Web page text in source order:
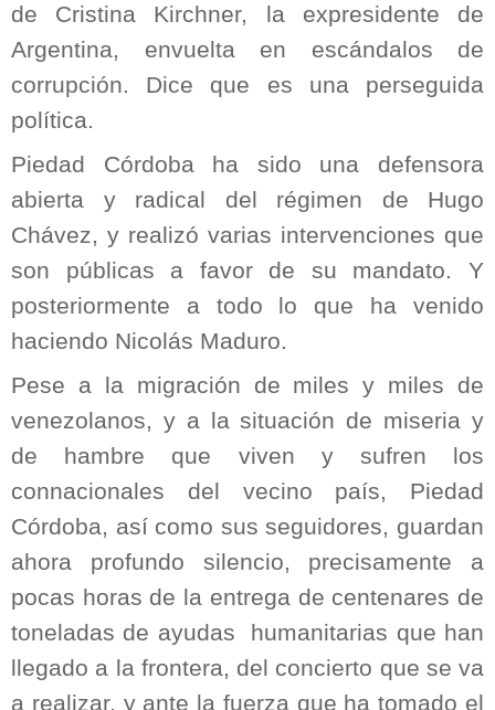
de Cristina Kirchner, la expresidente de
Argentina, envuelta en escándalos de
corrupción. Dice que es una perseguida
política.
Piedad Córdoba ha sido una defensora
abierta y radical del régimen de Hugo
Chávez, y realizó varias intervenciones que
son públicas a favor de su mandato. Y
posteriormente a todo lo que ha venido
haciendo Nicolás Maduro.
Pese a la migración de miles y miles de
venezolanos, y a la situación de miseria y
de hambre que viven y sufren los
connacionales del vecino país, Piedad
Córdoba, así como sus seguidores, guardan
ahora profundo silencio, precisamente a
pocas horas de la entrega de centenares de
toneladas de ayudas humanitarias que han
llegado a la frontera, del concierto que se va
a realizar, y ante la fuerza que ha tomado el